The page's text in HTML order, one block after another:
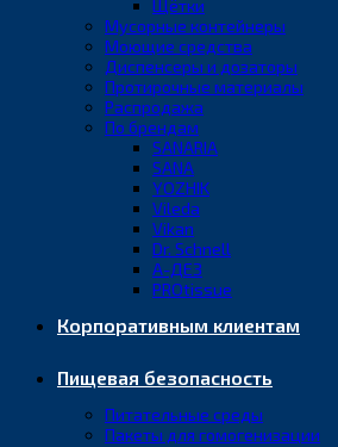
Щётки
Мусорные контейнеры
Моющие средства
Диспенсеры и дозаторы
Протирочные материалы
Распродажа
По брендам
SANARIA
SANA
YOZHIK
Vileda
Vikan
Dr. Schnell
А-ДЕЗ
PROtissue
Корпоративным клиентам
Пищевая безопасность
Питательные среды
Пакеты для гомогенизации